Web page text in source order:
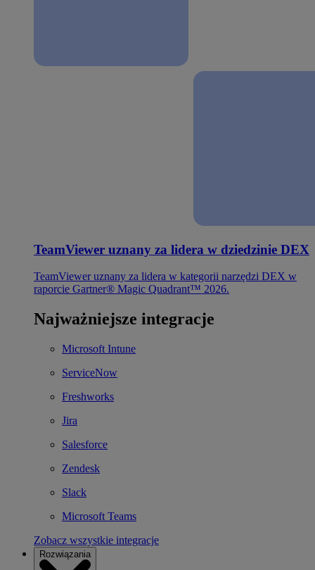
TeamViewer uznany za lidera w dziedzinie DEX
TeamViewer uznany za lidera w kategorii narzędzi DEX w
raporcie Gartner® Magic Quadrant™ 2026.
Najważniejsze integracje
Microsoft Intune
ServiceNow
Freshworks
Jira
Salesforce
Zendesk
Slack
Microsoft Teams
Zobacz wszystkie integracje
Rozwiązania